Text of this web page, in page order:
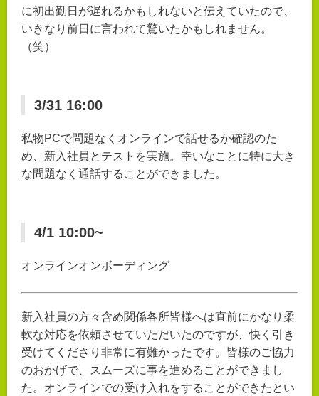
に初出勤日が遅れるかもしれないと伝えていたので、
いきなり前日に言われて驚いたかもしれません。
（笑）
3/31 16:00
私物PCで問題なくオンラインで話せるか確認のた
め、新入社員とテストを実施。幸いなことに特に大き
な問題なく通話することができました。
4/1 10:00~
オンラインオンボーディング
新入社員の方々含め関係各所皆様へは直前にかなり柔
軟な対応を依頼させていただいたのですが、快く引き
受けてくださり非常に有難かったです。皆様のご協力
のおかげで、スムーズに事を進めることができまし
た。オンラインでの受け入れをすることができたとい